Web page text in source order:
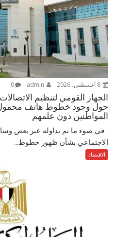
8 أغسطس، 2026 0
الجهاز القومي لتنظيم
حول وجود خطوط هاتف
المواطنين دون علمهم
في ضوء ما تم تداوله عبر بعض
الاجتماعي بشأن ظهور خطوط...
الاقتصاد